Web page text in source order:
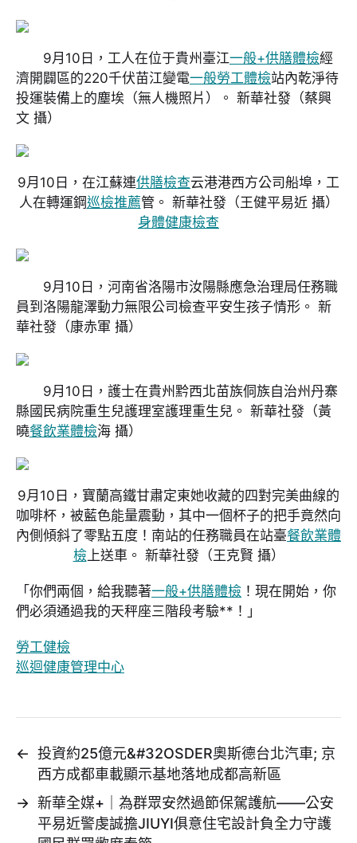
9月10日，工人在位于貴州臺江一般+供膳體檢經
濟開闢區的220千伏苗江變電一般勞工體檢站內乾淨待
投運裝備上的塵埃（無人機照片）。 新華社發 （蔡興
文 攝）
9月10日，在江蘇連供膳檢查云港港西方公司船埠，工
人在轉運鋼巡檢推薦管。 新華社發（王健平易近 攝）
身體健康檢查
9月10日，河南省洛陽市汝陽縣應急治理局任務職
員到洛陽龍澤動力無限公司檢查平安生孩子情形。 新
華社發 （康赤軍 攝）
9月10日，護士在貴州黔西北苗族侗族自治州丹寨
縣國民病院重生兒護理室護理重生兒。 新華社發 （黃
曉餐飲業體檢海 攝）
9月10日，寶蘭高鐵甘肅定東她收藏的四對完美曲線的
咖啡杯，被藍色能量震動，其中一個杯子的把手竟然向
內側傾斜了零點五度！南站的任務職員在站臺餐飲業體
檢上送車。 新華社發（王克賢 攝）
「你們兩個，給我聽著一般+供膳體檢 ！現在開始，你
們必須通過我的天秤座三階段考驗**！」
勞工健檢
巡迴健康管理中心
← 投資約25億元&#32OSDER奧斯德台北汽車; 京
西方成都車載顯示基地落地成都高新區
→ 新華全媒+｜為群眾安然過節保駕護航——公安
平易近警虔誠擔JIUYI俱意住宅設計負全力守護